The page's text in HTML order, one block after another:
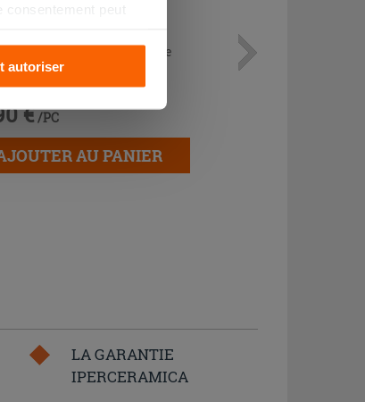
peut
autoriser
bidet en S 1'1/4 inspectable
€ /PC
AU PANIER
LA GARANTIE
IPERCERAMICA